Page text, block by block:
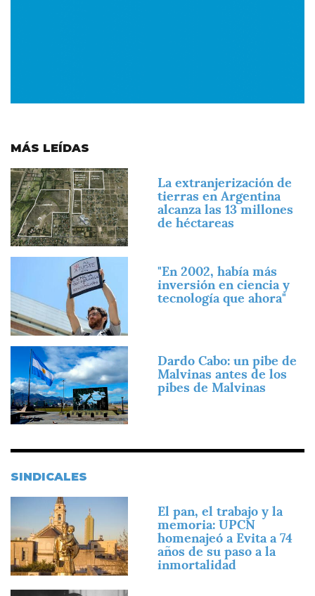
MÁS LEÍDAS
Imagen
La extranjerización de
tierras en Argentina
alcanza las 13 millones
de héctareas
"En 2002, había más
inversión en ciencia y
tecnología que ahora"
Imagen
Dardo Cabo: un pibe de
Malvinas antes de los
pibes de Malvinas
SINDICALES
El pan, el trabajo y la
memoria: UPCN
homenajeó a Evita a 74
años de su paso a la
inmortalidad